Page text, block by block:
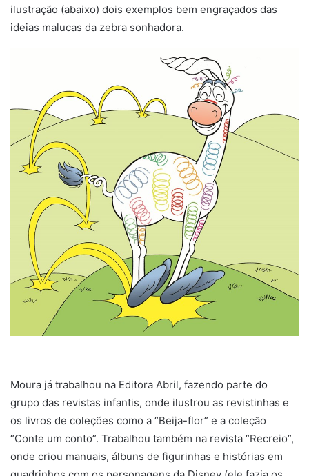
ilustração (abaixo) dois exemplos bem engraçados das
ideias malucas da zebra sonhadora.
Moura já trabalhou na Editora Abril, fazendo parte do
grupo das revistas infantis, onde ilustrou as revistinhas e
os livros de coleções como a “Beija-flor” e a coleção
“Conte um conto”. Trabalhou também na revista “Recreio”,
onde criou manuais, álbuns de figurinhas e histórias em